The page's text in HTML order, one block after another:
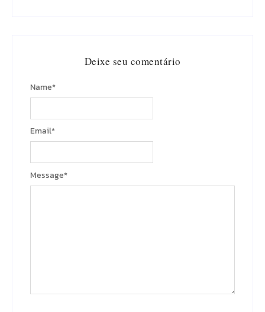
Deixe seu comentário
Message*
Name*
Email*